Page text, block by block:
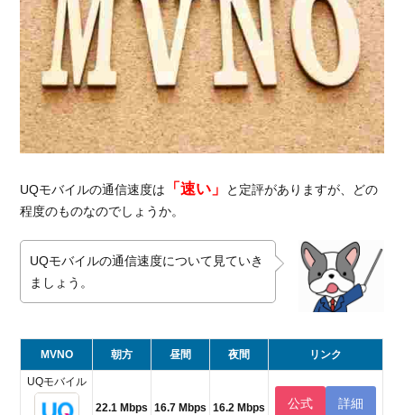
UQモバイルの通信速度は 「速い」
と定評がありますが、どの
程度のものなのでしょうか。
UQモバイルの通信速度について見ていき
ましょう。
MVNO 朝方 昼間 夜間 リンク
UQモバイル
22.1 Mbps 16.7 Mbps 16.2 Mbps 公式 詳細